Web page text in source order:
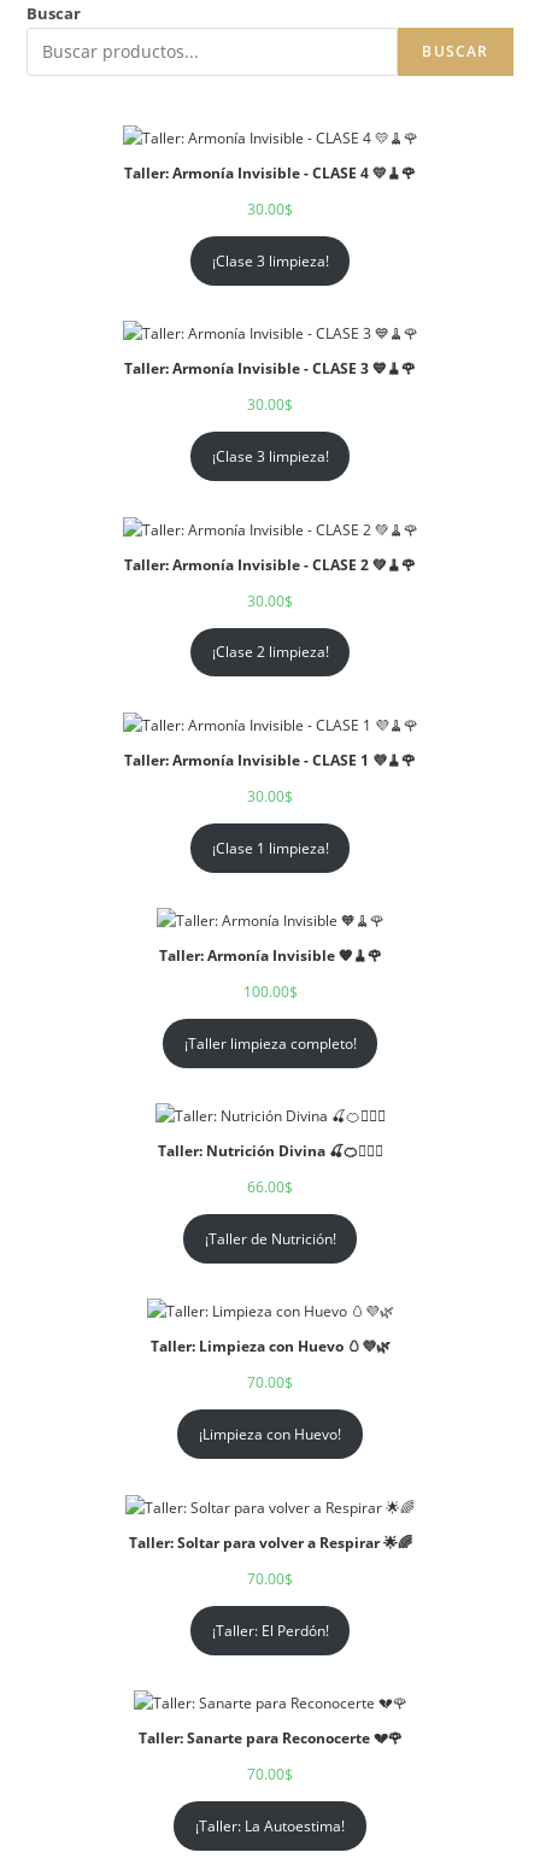
Buscar
BUSCAR
Taller: Armonía Invisible - CLASE 4 💛🧹🌹
30.00$
¡Clase 3 limpieza!
Taller: Armonía Invisible - CLASE 3 💙🧹🌹
30.00$
¡Clase 3 limpieza!
Taller: Armonía Invisible - CLASE 2 💚🧹🌹
30.00$
¡Clase 2 limpieza!
Taller: Armonía Invisible - CLASE 1 💜🧹🌹
30.00$
¡Clase 1 limpieza!
Taller: Armonía Invisible 🧡🧹🌹
100.00$
¡Taller limpieza completo!
Taller: Nutrición Divina 🍒🍊🧘🏻‍♀️
66.00$
¡Taller de Nutrición!
Taller: Limpieza con Huevo 🥚💜🌿
70.00$
¡Limpieza con Huevo!
Taller: Soltar para volver a Respirar 🌟🌈
70.00$
¡Taller: El Perdón!
Taller: Sanarte para Reconocerte 💔🌹
70.00$
¡Taller: La Autoestima!